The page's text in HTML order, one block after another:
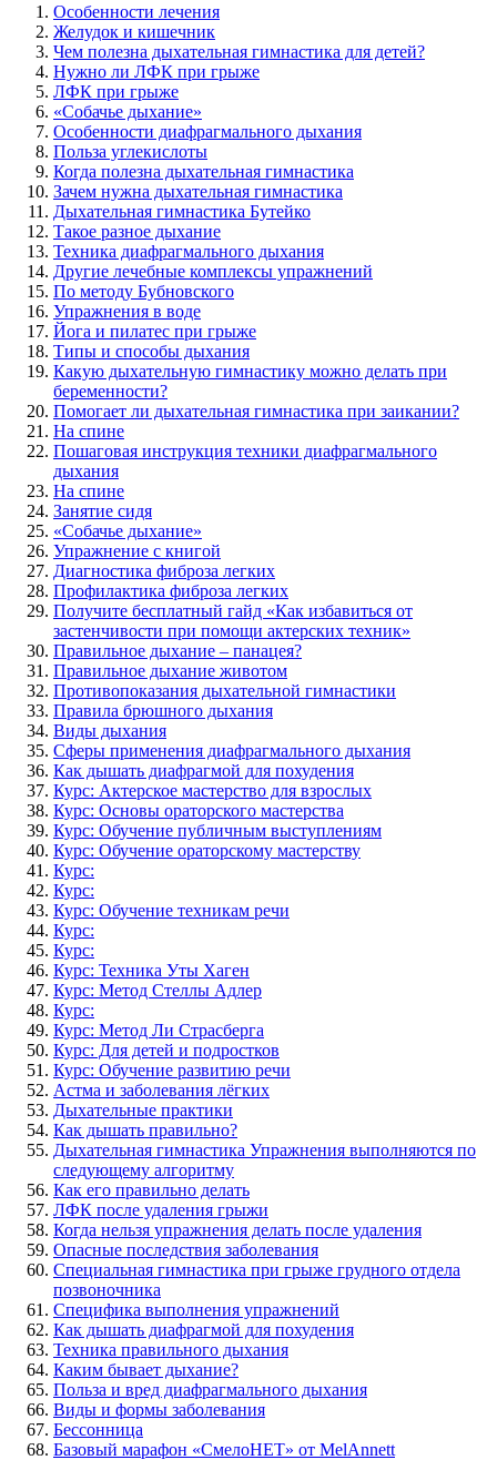
Особенности лечения
Желудок и кишечник
Чем полезна дыхательная гимнастика для детей?
Нужно ли ЛФК при грыже
ЛФК при грыже
«Собачье дыхание»
Особенности диафрагмального дыхания
Польза углекислоты
Когда полезна дыхательная гимнастика
Зачем нужна дыхательная гимнастика
Дыхательная гимнастика Бутейко
Такое разное дыхание
Техника диафрагмального дыхания
Другие лечебные комплексы упражнений
По методу Бубновского
Упражнения в воде
Йога и пилатес при грыже
Типы и способы дыхания
Какую дыхательную гимнастику можно делать при
беременности?
Помогает ли дыхательная гимнастика при заикании?
На спине
Пошаговая инструкция техники диафрагмального
дыхания
На спине
Занятие сидя
«Собачье дыхание»
Упражнение с книгой
Диагностика фиброза легких
Профилактика фиброза легких
Получите бесплатный гайд «Как избавиться от
застенчивости при помощи актерских техник»
Правильное дыхание – панацея?
Правильное дыхание животом
Противопоказания дыхательной гимнастики
Правила брюшного дыхания
Виды дыхания
Сферы применения диафрагмального дыхания
Как дышать диафрагмой для похудения
Курс: Актерское мастерство для взрослых
Курс: Основы ораторского мастерства
Курс: Обучение публичным выступлениям
Курс: Обучение ораторскому мастерству
Курс:
Курс:
Курс: Обучение техникам речи
Курс:
Курс:
Курс: Техника Уты Хаген
Курс: Метод Стеллы Адлер
Курс:
Курс: Метод Ли Страсберга
Курс: Для детей и подростков
Курс: Обучение развитию речи
Астма и заболевания лёгких
Дыхательные практики
Как дышать правильно?
Дыхательная гимнастика Упражнения выполняются по
следующему алгоритму
Как его правильно делать
ЛФК после удаления грыжи
Когда нельзя упражнения делать после удаления
Опасные последствия заболевания
Специальная гимнастика при грыже грудного отдела
позвоночника
Специфика выполнения упражнений
Как дышать диафрагмой для похудения
Техника правильного дыхания
Каким бывает дыхание?
Польза и вред диафрагмального дыхания
Виды и формы заболевания
Бессонница
Базовый марафон «СмелоНЕТ» от MelAnnett